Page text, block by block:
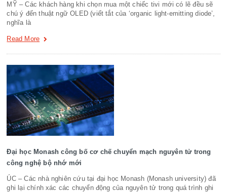
MỸ – Các khách hàng khi chọn mua một chiếc tivi mới có lẽ đều sẽ
chú ý đến thuật ngữ OLED (viết tắt của ‘organic light-emitting diode’,
nghĩa là
Read More
Đại học Monash công bố cơ chế chuyển mạch nguyên tử trong
công nghệ bộ nhớ mới
ÚC – Các nhà nghiên cứu tại đại học Monash (Monash university) đã
ghi lại chính xác các chuyển động của nguyên tử trong quá trình ghi